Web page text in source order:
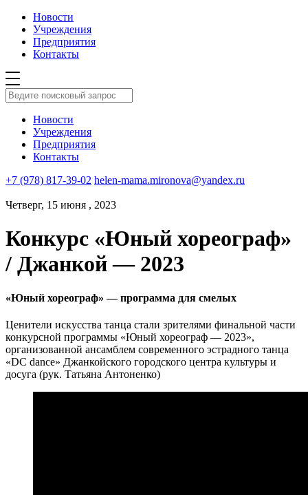
Новости
Учреждения
Предприятия
Контакты
Новости
Учреждения
Предприятия
Контакты
+7 (978) 817-39-02 helen-mama.mironova@yandex.ru
Четверг, 15 июня , 2023
Конкурс «Юный хореограф»
/ Джанкой — 2023
«Юный хореограф» — программа для смелых
Ценители искусства танца стали зрителями финальной части
конкурсной программы «Юный хореограф — 2023»,
организованной ансамблем современного эстрадного танца
«DC dance» Джанкойского городского центра культуры и
досуга (рук. Татьяна Антоненко)